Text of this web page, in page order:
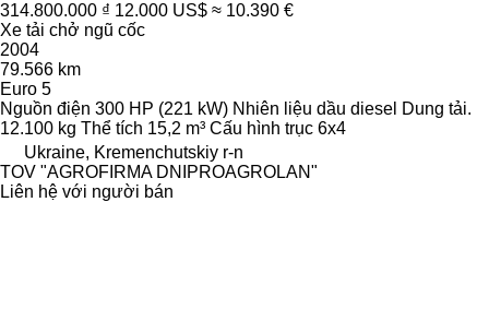
314.800.000 ₫ 12.000 US$ ≈ 10.390 €
Xe tải chở ngũ cốc
2004
79.566 km
Euro 5
Nguồn điện 300 HP (221 kW) Nhiên liệu dầu diesel Dung tải.
12.100 kg Thể tích 15,2 m³ Cấu hình trục 6x4
Ukraine, Kremenchutskiy r-n
TOV "AGROFIRMA DNIPROAGROLAN"
Liên hệ với người bán